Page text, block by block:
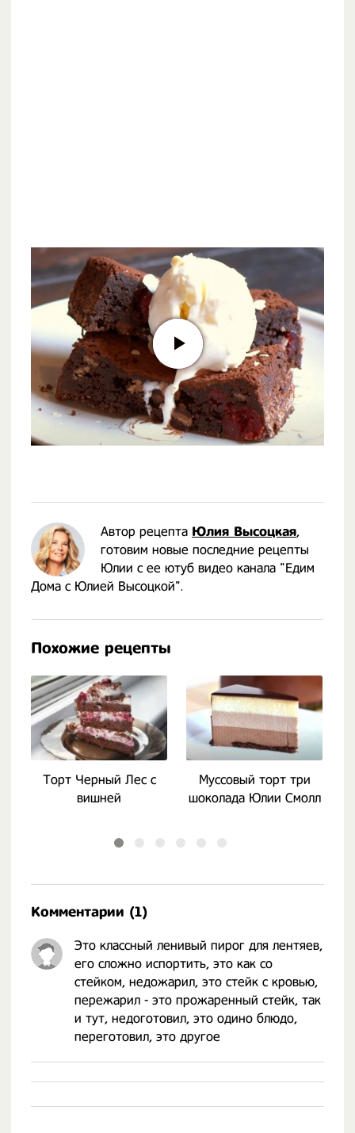
Автор рецепта Юлия Высоцкая,
готовим новые последние рецепты
Юлии с ее ютуб видео канала "Едим
Дома с Юлией Высоцкой".
Похожие рецепты
Торт Черный Лес с
вишней
Муссовый торт три
шоколада Юлии Смолл
Комментарии (1)
Это классный ленивый пирог для лентяев,
его сложно испортить, это как со
стейком, недожарил, это стейк с кровью,
пережарил - это прожаренный стейк, так
и тут, недоготовил, это одино блюдо,
переготовил, это другое